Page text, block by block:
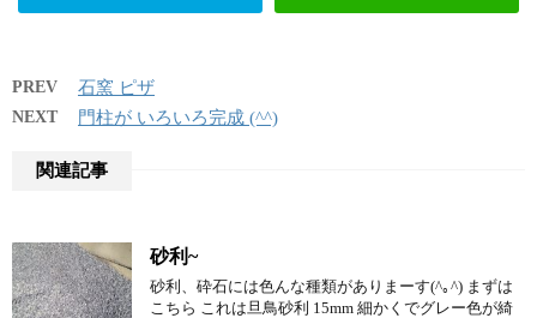
PREV 石窯 ピザ
NEXT 門柱が いろいろ完成 (^^)
関連記事
砂利~
砂利、砕石には色んな種類がありまーす(^｡^) まずは
こちら これは旦鳥砂利 15mm 細かくでグレー色が綺